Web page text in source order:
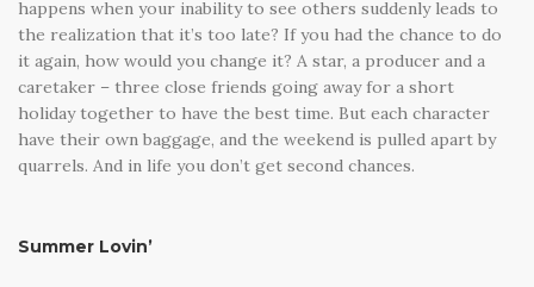
happens when your inability to see others suddenly leads to
the realization that it’s too late? If you had the chance to do
it again, how would you change it? A star, a producer and a
caretaker – three close friends going away for a short
holiday together to have the best time. But each character
have their own baggage, and the weekend is pulled apart by
quarrels. And in life you don’t get second chances.
Summer Lovin’